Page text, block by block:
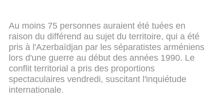
Au moins 75 personnes auraient été tuées en
raison du différend au sujet du territoire, qui a été
pris à l'Azerbaïdjan par les séparatistes arméniens
lors d'une guerre au début des années 1990. Le
conflit territorial a pris des proportions
spectaculaires vendredi, suscitant l'inquiétude
internationale.